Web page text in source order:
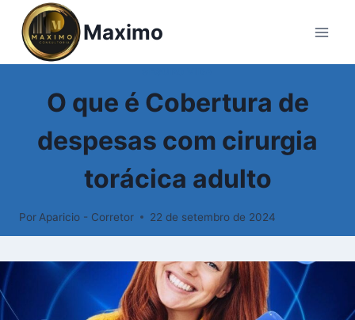
Pular
para
Maximo
O que é Cobertura de
despesas com cirurgia
torácica adulto
Por Aparicio - Corretor 22 de setembro de 2024